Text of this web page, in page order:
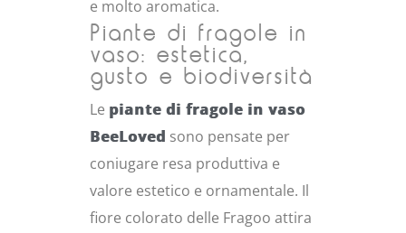
e molto aromatica.
Piante di fragole in
vaso: estetica,
gusto e biodiversità
Le piante di fragole in vaso
BeeLoved sono pensate per
coniugare resa produttiva e
valore estetico e ornamentale. Il
fiore colorato delle Fragoo attira